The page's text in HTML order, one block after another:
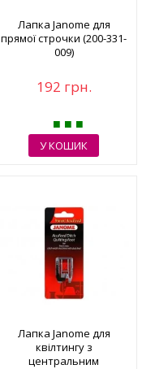
Лапка Janome для
прямої строчки (200-331-
009)
192 грн.
У КОШИК
Лапка Janome для
квілтингу з
центральним